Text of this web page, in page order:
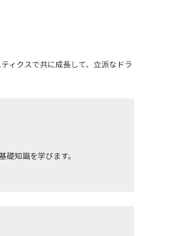
ィクスで共に成長して、立派なドラ
知識を学びます。